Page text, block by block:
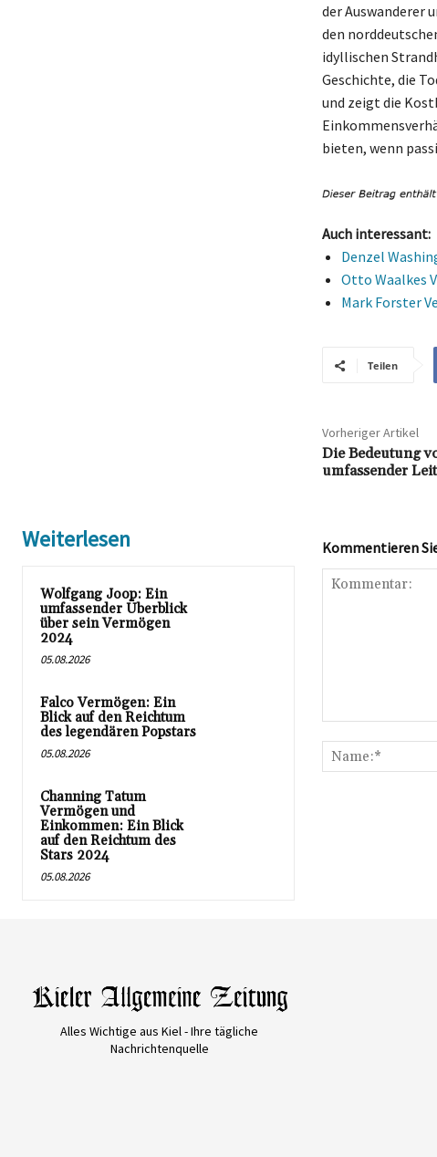
der Auswanderer
den
idyllischen
Geschichte, die
und zeigt die
bieten, wenn
Auch interessant:
Denzel
Otto Waalkes
Mark Forster
Teilen
Vorheriger Artikel
Die Bedeutung
umfassender
Weiterlesen
Wolfgang Joop: Ein
umfassender Überblick
über sein Vermögen
2024
05.08.2026
Falco Vermögen: Ein
Blick auf den Reichtum
des legendären Popstars
05.08.2026
Channing Tatum
Vermögen und
Einkommen: Ein Blick
auf den Reichtum des
Stars 2024
05.08.2026
Kommentieren
Alles Wichtige aus Kiel - Ihre tägliche
Nachrichtenquelle